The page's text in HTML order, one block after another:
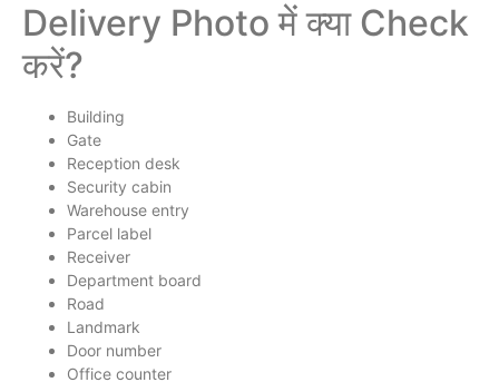
Delivery Photo में क्या Check
करें?
Building
Gate
Reception desk
Security cabin
Warehouse entry
Parcel label
Receiver
Department board
Road
Landmark
Door number
Office counter